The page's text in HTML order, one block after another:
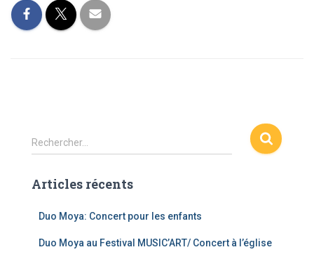
R
e
h
Rechercher…
Articles récents
Duo Moya: Concert pour les enfants
Duo Moya au Festival MUSIC’ART/ Concert à l’église